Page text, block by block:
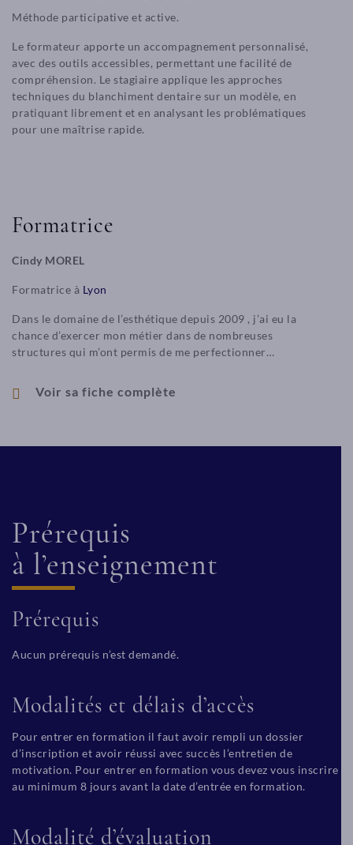
Méthode participative et active.
Le formateur apporte un accompagnement personnalisé,
avec des outils accessibles, permettant une facilité de
compréhension. Le stagiaire applique les approches
techniques du blanchiment dentaire sur un modèle, en
pratiquant librement et en analysant les problématiques
pour une maîtrise rapide.
Formatrice
Cindy MOREL
Formatrice à Lyon
Dans le domaine de l’esthétique depuis 2009 , j’ai eu la
chance d’exercer mon métier dans de nombreuses
structures qui m’ont permis de me perfectionner…
Voir sa fiche complète
Prérequis
à l’enseignement
Prérequis
Aucun prérequis n’est demandé.
Modalités et délais d’accès
Pour entrer en formation il faut avoir rempli un dossier
d’inscription et avoir réussi avec succès l’entretien de
motivation. Pour entrer en formation vous devez vous inscrire
au minimum 8 jours avant la date d’entrée en formation.
Modalité d’évaluation